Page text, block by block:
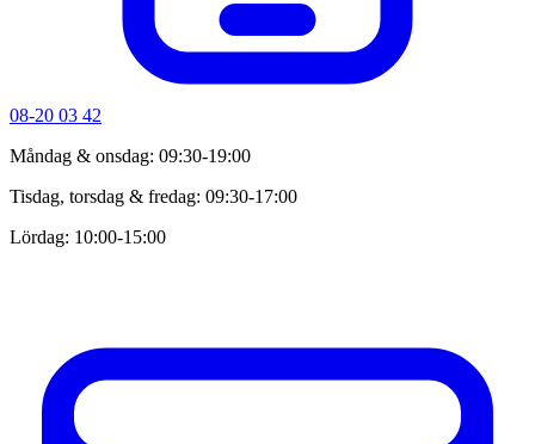
08-20 03 42
Måndag & onsdag: 09:30-19:00
Tisdag, torsdag & fredag: 09:30-17:00
Lördag: 10:00-15:00